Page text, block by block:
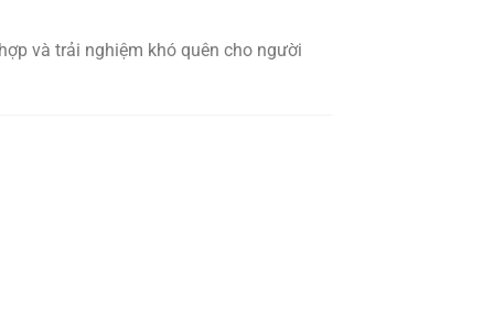
và trải nghiệm khó quên cho người